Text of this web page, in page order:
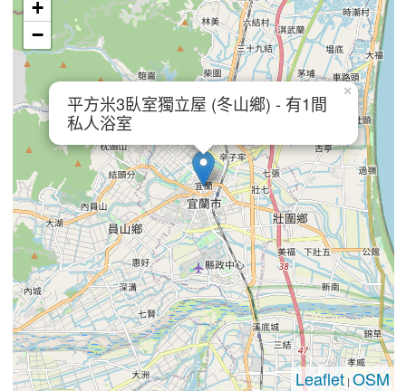
平方米3臥室獨立屋 (冬山鄉) - 有1間
私人浴室
×
+
−
Leaflet| OSM